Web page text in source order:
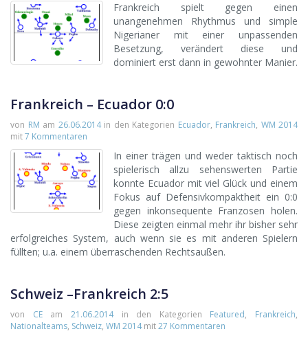
Frankreich spielt gegen einen
unangenehmen Rhythmus und simple
Nigerianer mit einer unpassenden
Besetzung, verändert diese und
dominiert erst dann in gewohnter Manier.
Frankreich – Ecuador 0:0
von RM am 26.06.2014in den Kategorien Ecuador, Frankreich, WM 2014
mit7 Kommentaren
In einer trägen und weder taktisch noch
spielerisch allzu sehenswerten Partie
konnte Ecuador mit viel Glück und einem
Fokus auf Defensivkompaktheit ein 0:0
gegen inkonsequente Franzosen holen.
Diese zeigten einmal mehr ihr bisher sehr
erfolgreiches System, auch wenn sie es mit anderen Spielern
füllten; u.a. einem überraschenden Rechtsaußen.
Schweiz –Frankreich 2:5
von CEam 21.06.2014in den Kategorien Featured, Frankreich,
Nationalteams, Schweiz, WM 2014mit27 Kommentaren